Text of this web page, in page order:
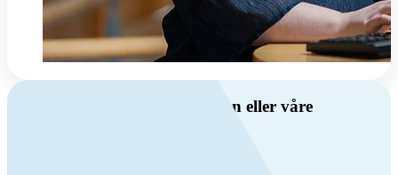
Har du spørsmål om ventilasjon eller våre